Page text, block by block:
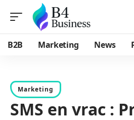
B2B Marketing News
Marketing
SMS en vrac :